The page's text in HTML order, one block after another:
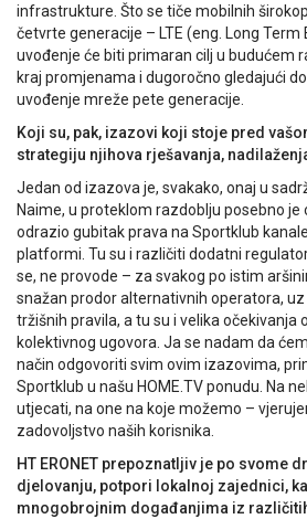
infrastrukture. Što se tiče mobilnih
četvrte generacije – LTE (eng. Long Term
uvođenje će biti primaran cilj u budućem
kraj promjenama i dugoročno gledajući
uvođenje mreže pete generacije.
Koji su, pak, izazovi koji stoje pred
strategiju njihova rješavanja,
Jedan od izazova je, svakako, onaj u
Naime, u proteklom razdoblju posebno je
odrazio gubitak prava na Sportklub
platformi. Tu su i različiti dodatni
se, ne provode – za svakog po istim
snažan prodor alternativnih operatora,
tržišnih pravila, a tu su i velika očekivanja
kolektivnog ugovora. Ja se nadam da
način odgovoriti svim ovim izazovima,
Sportklub u našu HOME.TV ponudu. Na
utjecati, na one na koje možemo –
zadovoljstvo naših korisnika.
HT ERONET prepoznatljiv je po svome
djelovanju, potpori lokalnoj zajednici,
mnogobrojnim događanjima iz